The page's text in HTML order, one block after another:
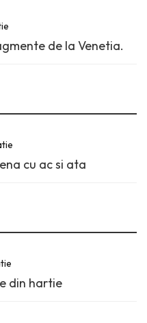
de la Venetia.
cu ac si ata
din hartie